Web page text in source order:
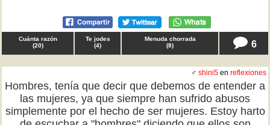
Cuánta razón
(20)
Te jodes
(4)
Menuda chorrada
(8) 6
♂ shini5 en reflexiones
Hombres, tenía que decir que debemos de entender a
las mujeres, ya que siempre han sufrido abusos
simplemente por el hecho de ser mujeres. Estoy harto